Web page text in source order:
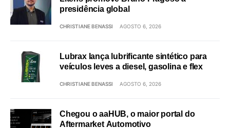
presidência global
CHRISTIANE BENASSI AGOSTO 6, 2026
Lubrax lança lubrificante sintético para
veículos leves a diesel, gasolina e flex
CHRISTIANE BENASSI AGOSTO 6, 2026
Chegou o aaHUB, o maior portal do
Aftermarket Automotivo